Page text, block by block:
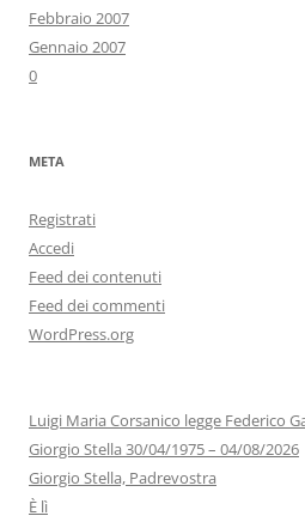
Febbraio 2007
Gennaio 2007
0
META
Registrati
Accedi
Feed dei contenuti
Feed dei commenti
WordPress.org
Luigi Maria Corsanico legge Federico
Giorgio Stella 30/04/1975 – 04/08/2026
Giorgio Stella, Padrevostra
È lì